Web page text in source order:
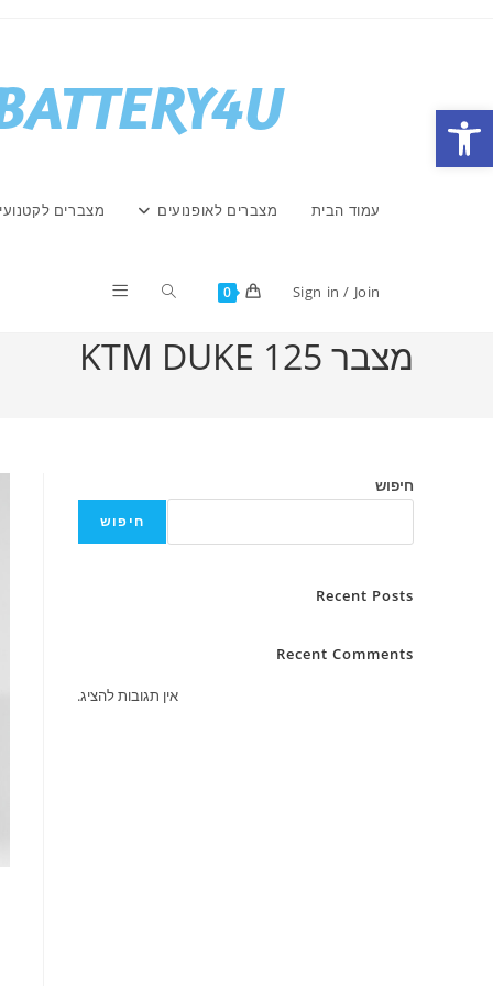
פתח סרגל נגישות
עמוד הבית מצברים לאופנועים מצברים
Sign in / Join
0
Toggle
website מצבר KTM DUKE 125
חיפוש
חיפוש
Recent Posts
Recent Comments
אין תגובות להציג.